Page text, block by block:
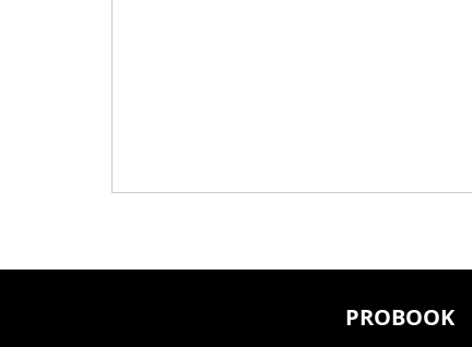
PROBOOK